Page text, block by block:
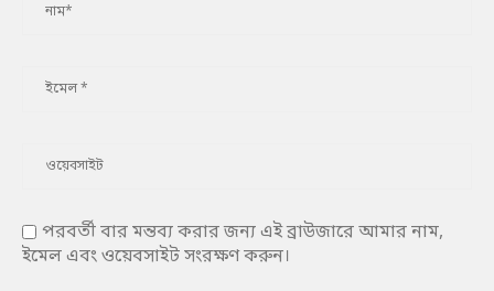
পরবর্তী বার মন্তব্য করার জন্য এই ব্রাউজারে আমার নাম,
ইমেল এবং ওয়েবসাইট সংরক্ষণ করুন।